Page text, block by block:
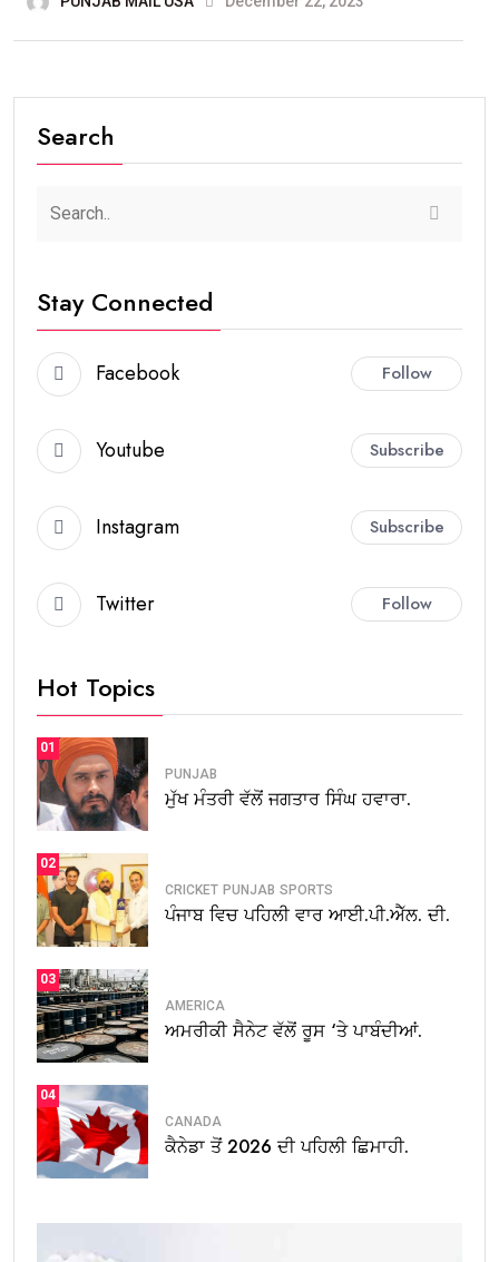
Search
Stay Connected
Facebook Follow
Youtube Subscribe
Instagram Subscribe
Twitter Follow
Hot Topics
01
PUNJAB
ਮੁੱਖ ਮੰਤਰੀ ਵੱਲੋਂ ਜਗਤਾਰ ਸਿੰਘ ਹਵਾਰਾ.
02
CRICKET PUNJAB SPORTS
ਪੰਜਾਬ ਵਿਚ ਪਹਿਲੀ ਵਾਰ ਆਈ.ਪੀ.ਐੱਲ. ਦੀ.
03
AMERICA
ਅਮਰੀਕੀ ਸੈਨੇਟ ਵੱਲੋਂ ਰੂਸ ‘ਤੇ ਪਾਬੰਦੀਆਂ.
04
CANADA
ਕੈਨੇਡਾ ਤੋਂ 2026 ਦੀ ਪਹਿਲੀ ਛਿਮਾਹੀ.